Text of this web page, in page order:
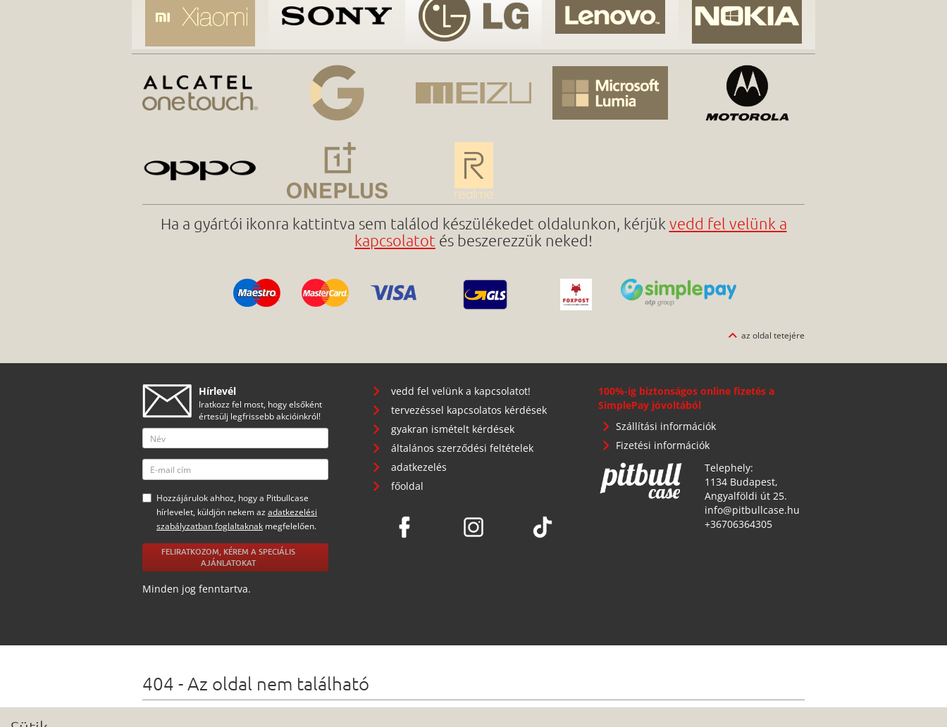
Ha a gyártói ikonra kattintva sem találod készülékedet oldalunkon, kérjük vedd fel velünk a
kapcsolatot és beszerezzük neked!
az oldal tetejére
Hírlevél
Iratkozz fel most, hogy elsőként
értesülj legfrissebb akcióinkról!
Hozzájárulok ahhoz, hogy a Pitbullcase
hírlevelet, küldjön nekem azadatkezelési
szabályzatban foglaltaknak megfelelően.
FELIRATKOZOM, KÉREM A SPECIÁLIS
AJÁNLATOKAT
Minden jog fenntartva.
vedd fel velünk a kapcsolatot!
tervezéssel kapcsolatos kérdések
gyakran ismételt kérdések
általános szerződési feltételek
adatkezelés
főoldal
100%-ig biztonságos online fizetés a
SimplePay jóvoltából
Szállítási információk
Fizetési információk
Telephely:
1134 Budapest,
Angyalföldi út 25.
info@pitbullcase.hu
+36706364305
404 - Az oldal nem található